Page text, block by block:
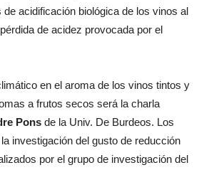
de acidificación biológica de los vinos al
de acidez provocada por el
en el aroma de los vinos tintos y
a frutos secos será la charla
Pons de la Univ. De Burdeos. Los
investigación del gusto de reducción
por el grupo de investigación del